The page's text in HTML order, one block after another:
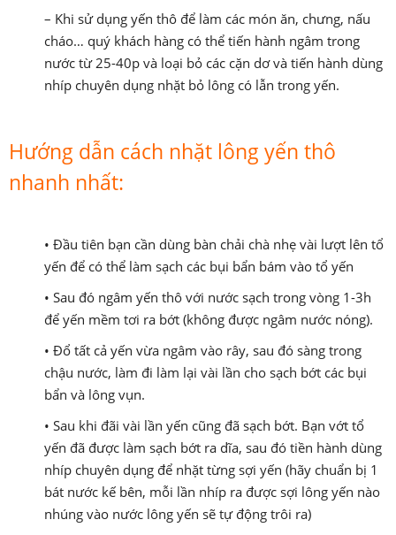
– Khi sử dụng yến thô để làm các món ăn, chưng, nấu
cháo… quý khách hàng có thể tiến hành ngâm trong
nước từ 25-40p và loại bỏ các cặn dơ và tiến hành dùng
nhíp chuyên dụng nhặt bỏ lông có lẫn trong yến.
Hướng dẫn cách nhặt lông yến thô
nhanh nhất:
• Đầu tiên bạn cần dùng bàn chải chà nhẹ vài lượt lên tổ
yến để có thể làm sạch các bụi bẩn bám vào tổ yến
• Sau đó ngâm yến thô với nước sạch trong vòng 1-3h
để yến mềm tơi ra bớt (không được ngâm nước nóng).
• Đổ tất cả yến vừa ngâm vào rây, sau đó sàng trong
chậu nước, làm đi làm lại vài lần cho sạch bớt các bụi
bẩn và lông vụn.
• Sau khi đãi vài lần yến cũng đã sạch bớt. Bạn vớt tổ
yến đã được làm sạch bớt ra dĩa, sau đó tiền hành dùng
nhíp chuyên dụng để nhặt từng sợi yến (hãy chuẩn bị 1
bát nước kế bên, mỗi lần nhíp ra được sợi lông yến nào
nhúng vào nước lông yến sẽ tự động trôi ra)